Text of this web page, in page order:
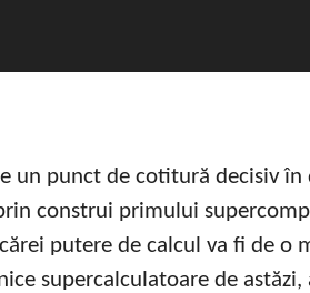
un punct de cotitură decisiv în
construi primului
putere de calcul va fi de o
supercalculatoare de astăzi,